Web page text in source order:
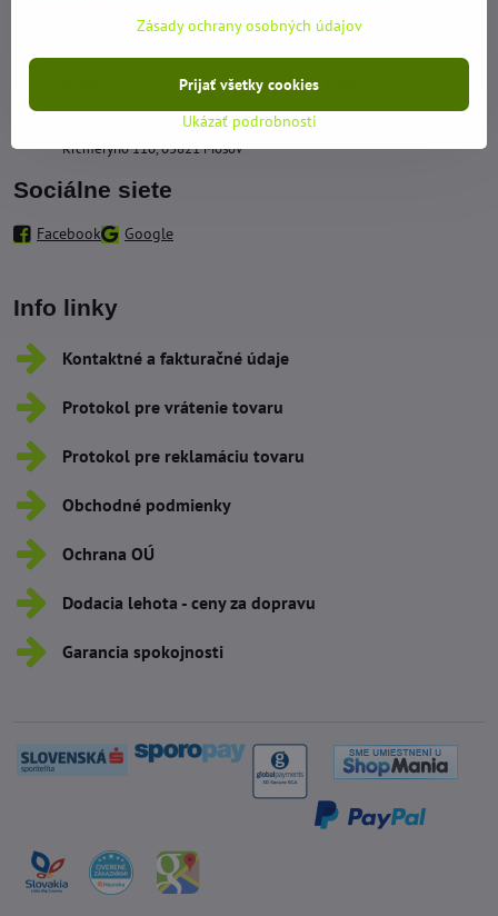
obchod​@hypernakup​.com
RUBEN, s​.r​.o​., Vidrmoch 137, 03821 Mošovce
Sklad - Odberné miesto
Krčméryho 110, 03821 Mošov
Sociálne siete
Facebook Google
Info linky
Kontaktné a fakturačné údaje
Protokol pre vrátenie tovaru
Protokol pre reklamáciu tovaru
Obchodné podmienky
Ochrana OÚ
Dodacia lehota - ceny za dopravu
Garancia spokojnosti
Zásady ochrany osobných údajov
Ukázať podrobnosti
Prijať všetky cookies